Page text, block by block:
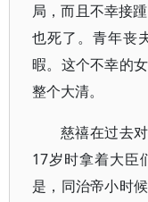
局，而且不幸接
也死了。青年丧
暇。这个不幸的
整个大清。
慈禧在过去
17岁时拿着大臣
是，同治帝小时